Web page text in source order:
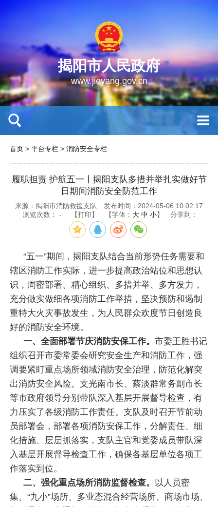
揭阳市人民政府
www.jieyang.gov.cn
首页 > 平台专栏 > 消防安全专栏
履职担责 护航五一丨揭阳支队多措并举扎实做好节
日期间消防安全防范工作
来源：揭阳市消防救援支队
发布时间：2024-05-06 10:02:17
浏览次数：
- 【打印】 【字体： 大 中 小】 分享到：
“五一”期间，揭阳支队结合当前形势任务需要和
辖区消防工作实际，进一步提高政治站位和思想认
识，周密部署、精心组织、多措并举、多方发力，
充分做实做细各项消防工作举措，坚决预防和遏制
重特大火灾事故发生，为人民群众欢度节日创造良
好的消防安全环境。
一、全面部署节庆消防安保工作。 市委王胜书记
组织召开市委常委会研究安全生产和消防工作，强
调要紧盯重点场所领域消防安全治理，防范化解突
出消防安全风险。支光南市长、蔡淡群常务副市长
等市政府领导分别带队深入基层开展督导检查，有
力压实了各级消防工作责任。支队及时召开节前动
员部署会，部署各项消防安保工作，分解责任、细
化措施、层层抓落实，支队主官和党委成员带队深
入基层开展督导检查工作，确保各基层单位各项工
作落实到位。
二、强化重点场所消防监督检查。
以人员密
集、“九小”场所、多业态混合经营场所、商场市场、